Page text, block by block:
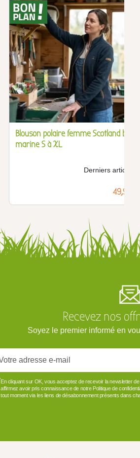
Blouson polaire femme Scotland bleu
marine S à XL
Derniers articles !
Prix
49,99 €
Recevez nos
Soyez le premier informé en
En cliquant sur OK, vous acceptez de recevoir la newsletter
affirmez avoir pris connaissance de notre Politique de
tout moment via les liens de désabonnement présents dans